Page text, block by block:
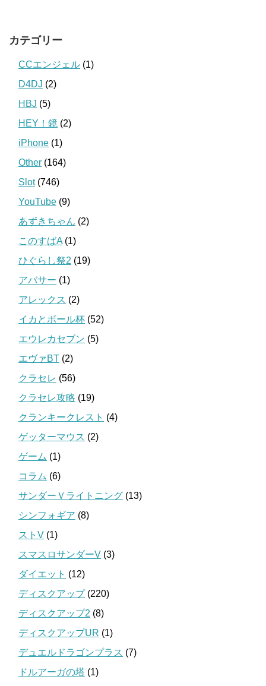
カテゴリー
CCエンジェル (1)
D4DJ (2)
HBJ (5)
HEY！鏡 (2)
iPhone (1)
Other (164)
Slot(746)
YouTube (9)
あずきちゃん (2)
このすばA (1)
ひぐらし祭2 (19)
アバサー (1)
アレックス (2)
イカとボール杯 (52)
エウレカセブン (5)
エヴァBT (2)
クラセレ (56)
クラセレ攻略 (19)
クランキークレスト (4)
ゲッターマウス (2)
ゲーム (1)
コラム (6)
サンダーＶライトニング (13)
シンフォギア (8)
ストV (1)
スマスロサンダーV (3)
ダイエット (12)
ディスクアップ(220)
ディスクアップ2 (8)
ディスクアップUR (1)
デュエルドラゴンプラス (7)
ドルアーガの塔 (1)